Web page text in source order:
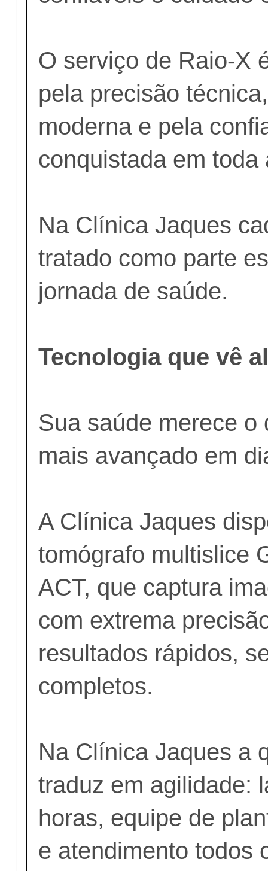
O serviço de Raio-X
pela precisão
moderna e pela
conquistada em toda
Na Clínica Jaques
tratado como parte
jornada de saúde.
Tecnologia que vê
Sua saúde merece o
mais avançado em
A Clínica Jaques
tomógrafo multislice
ACT, que captura
com extrema
resultados rápidos,
completos.
Na Clínica Jaques a
traduz em agilidade:
horas, equipe de
e atendimento todos